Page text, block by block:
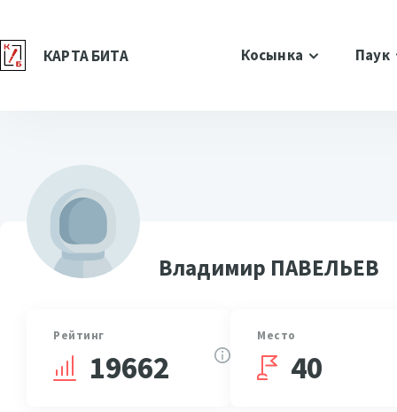
КАРТА БИТА Косынка Паук
Владимир ПАВЕЛЬЕВ
Рейтинг
19662
Место
40